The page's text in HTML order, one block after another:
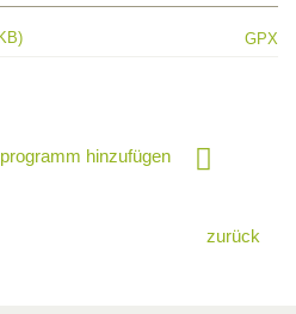
GPX
hinzufügen
zurück